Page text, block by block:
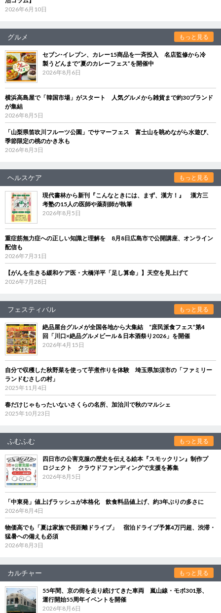
2026年6月10日
グルメ もっと見る
セブン‐イレブン、カレー15商品を一斉投入 名店監修から冷
製うどんまで“夏のカレーフェス”を開催中
2026年8月6日
横浜高島屋で「韓国市場」がスタート 人気グルメから雑貨まで約30ブランド
が集結
2026年8月5日
「山梨県笛吹川フルーツ公園」でサマーフェス 富士山を眺めながら水遊び、
季節限定の桃のかき氷も
2026年8月3日
ヘルスケア もっと見る
現代書林から新刊『こんなときには、まず、漢方！』 漢方三
考塾の15人の医師や薬剤師が執筆
2026年8月5日
重症筋無力症への正しい知識と理解を 8月8日広島市で公開講座、オンライン
配信も
2026年7月31日
【がんを生きる緩和ケア医・大橋洋平「足し算命」】天空を見上げて
2026年7月28日
フェスティバル もっと見る
絶品屋台グルメが全国各地から大集結 “庶民派食フェス”第4
回「川口×絶品グルメビール＆日本酒祭り2026」を開催
2026年4月15日
自分で収穫した秋野菜を使って芋煮作りを体験 埼玉県加須市の「ファミリー
ランドむさしの村」
2025年11月4日
春だけじゃもったいないさくらの名所、加治川で秋のマルシェ
2025年10月23日
ふむふむ もっと見る
四日市の公害克服の歴史を伝える絵本『スモックリン』制作プ
ロジェクト クラウドファンディングで支援を募集
2026年8月5日
「中東発」値上げラッシュが本格化 飲食料品値上げ、約3年ぶりの多さに
2026年8月4日
物価高でも「夏は家族で長距離ドライブ」 宿泊ドライブ予算4万円超、渋滞・
猛暑への備えも必須
2026年8月3日
カルチャー もっと見る
55年間、京の街を走り続けてきた車両 嵐山線・モボ301形、
運行開始55周年イベントを開催
2026年8月6日